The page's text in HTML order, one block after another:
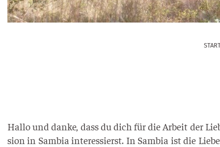
Hal­lo und dan­ke, dass du dich für die Arbeit der
si­on in Sam­bia inter­es­sierst. In Sam­bia ist die